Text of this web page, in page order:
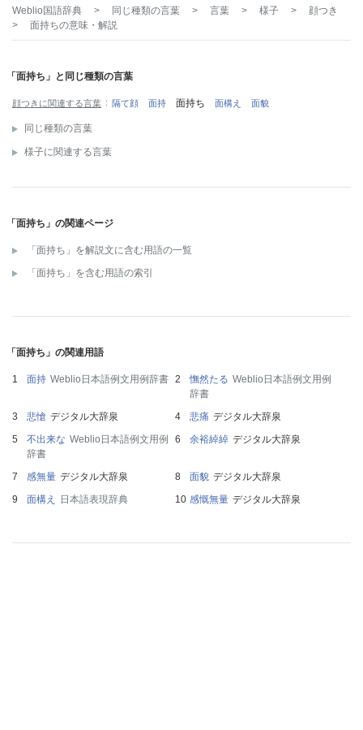
Weblio国語辞典 > 同じ種類の言葉 > 言葉 > 様子 >
顔つき
>
面持ちの意味・解説
「面持ち」と同じ種類の言葉
顔つきに関連する言葉 隔て顔 面持 面持ち 面構え 面貌
同じ種類の言葉
様子に関連する言葉
「面持ち」の関連ページ
「面持ち」を解説文に含む用語の一覧
「面持ち」を含む用語の索引
「面持ち」の関連用語
面持 Weblio日本語例文用例辞書 憮然たる Weblio日本語例文用例
辞書
悲愴 デジタル大辞泉 悲痛 デジタル大辞泉
不出来な Weblio日本語例文用例
辞書
余裕綽綽 デジタル大辞泉
感無量 デジタル大辞泉 面貌 デジタル大辞泉
面構え
日本語表現辞典 感慨無量 デジタル大辞泉